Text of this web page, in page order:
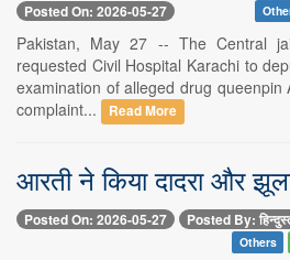
Posted On: 2026-05-27
Pakistan, May 27 -- The Central
requested Civil Hospital Karachi to
examination of alleged drug queenpin
complaint...
Read More
आरती ने किया दादरा और
Posted On: 2026-05-27 Posted By:
Others